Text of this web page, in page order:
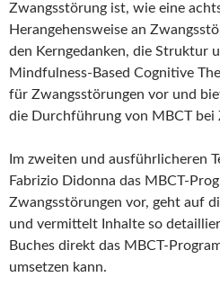
Zwangsstörung ist, wie eine
Herangehensweise an
den Kerngedanken, die Struktur
Mindfulness-Based Cognitive
für Zwangsstörungen vor und
die Durchführung von MBCT bei
Im zweiten und ausführlicheren
Fabrizio Didonna das MBCT-
Zwangsstörungen vor, geht auf
und vermittelt Inhalte so
Buches direkt das MBCT-
umsetzen kann.